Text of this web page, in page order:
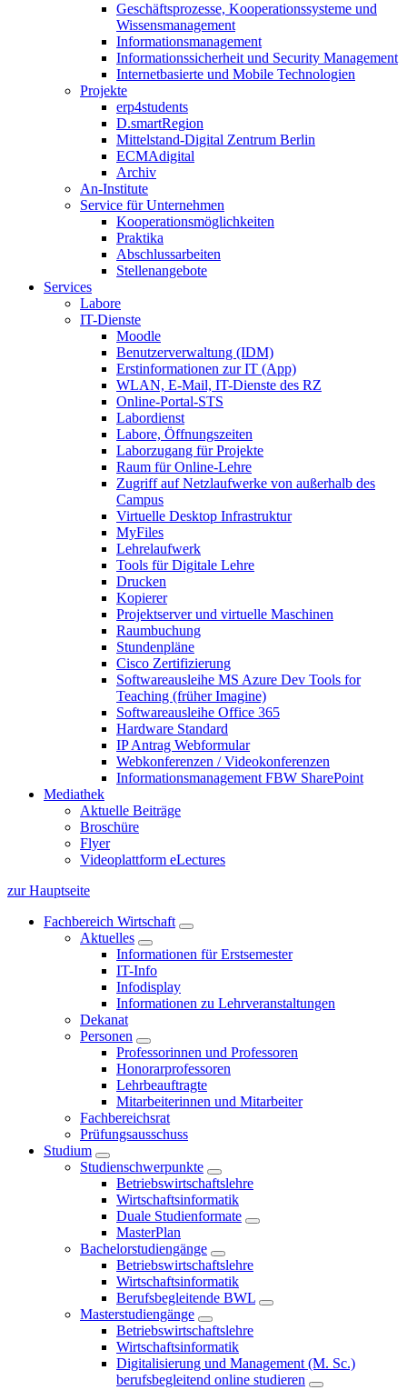
Geschäftsprozesse, Kooperationssysteme und
Wissensmanagement
Informationsmanagement
Informationssicherheit und Security Management
Internetbasierte und Mobile Technologien
Projekte
erp4students
D.smartRegion
Mittelstand-Digital Zentrum Berlin
ECMAdigital
Archiv
An-Institute
Service für Unternehmen
Kooperationsmöglichkeiten
Praktika
Abschlussarbeiten
Stellenangebote
Services
Labore
IT-Dienste
Moodle
Benutzerverwaltung (IDM)
Erstinformationen zur IT (App)
WLAN, E-Mail, IT-Dienste des RZ
Online-Portal-STS
Labordienst
Labore, Öffnungszeiten
Laborzugang für Projekte
Raum für Online-Lehre
Zugriff auf Netzlaufwerke von außerhalb des
Campus
Virtuelle Desktop Infrastruktur
MyFiles
Lehrelaufwerk
Tools für Digitale Lehre
Drucken
Kopierer
Projektserver und virtuelle Maschinen
Raumbuchung
Stundenpläne
Cisco Zertifizierung
Softwareausleihe MS Azure Dev Tools for
Teaching (früher Imagine)
Softwareausleihe Office 365
Hardware Standard
IP Antrag Webformular
Webkonferenzen / Videokonferenzen
Informationsmanagement FBW SharePoint
Mediathek
Aktuelle Beiträge
Broschüre
Flyer
Videoplattform eLectures
zur Hauptseite
Fachbereich Wirtschaft
Aktuelles
Informationen für Erstsemester
IT-Info
Infodisplay
Informationen zu Lehrveranstaltungen
Dekanat
Personen
Professorinnen und Professoren
Honorarprofessoren
Lehrbeauftragte
Mitarbeiterinnen und Mitarbeiter
Fachbereichsrat
Prüfungsausschuss
Studium
Studienschwerpunkte
Betriebswirtschaftslehre
Wirtschaftsinformatik
Duale Studienformate
MasterPlan
Bachelorstudiengänge
Betriebswirtschaftslehre
Wirtschaftsinformatik
Berufsbegleitende BWL
Masterstudiengänge
Betriebswirtschaftslehre
Wirtschaftsinformatik
Digitalisierung und Management (M. Sc.)
berufsbegleitend online studieren